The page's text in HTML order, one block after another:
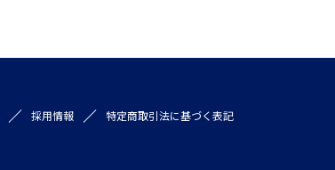
採用情報 特定商取引法に基づく表記